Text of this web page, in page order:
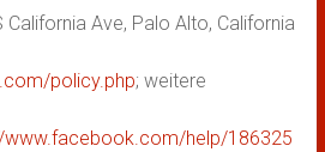
Ave, Palo Alto, California
policy.php; weitere
www.facebook.com/help/186325